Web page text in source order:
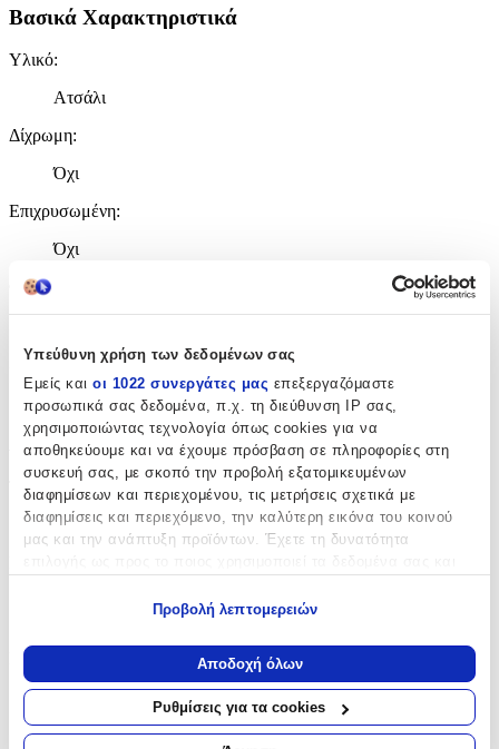
Υπεύθυνη χρήση των δεδομένων σας
Εμείς και οι 1022 συνεργάτες μας επεξεργαζόμαστε
προσωπικά σας δεδομένα, π.χ. τη διεύθυνση IP σας,
χρησιμοποιώντας τεχνολογία όπως cookies για να
αποθηκεύουμε και να έχουμε πρόσβαση σε πληροφορίες στη
συσκευή σας, με σκοπό την προβολή εξατομικευμένων
διαφημίσεων και περιεχομένου, τις μετρήσεις σχετικά με
διαφημίσεις και περιεχόμενο, την καλύτερη εικόνα του κοινού
μας και την ανάπτυξη προϊόντων. Έχετε τη δυνατότητα
Να συλλέξουμε πληροφορίες σχετικά με τη γεωγραφική
σας τοποθεσία, οι οποίες μπορεί να είναι ακριβείς σε
απόσταση μερικών μέτρων
Να αναγνωρίσουμε τη συσκευή σας σαρώνοντας ενεργά
για συγκεκριμένα χαρακτηριστικά (δακτυλικό αποτύπωμα)
Προβολή λεπτομερειών
Αποδοχή όλων
Ρυθμίσεις για τα cookies
Βασικά Χαρακτηριστικά
Υλικό:
Ατσάλι
Δίχρωμη:
Όχι
Επιχρυσωμένη:
Όχι
Φύλο:
Χρώμα Υλικού:
Λευκό
Λεπτομέρειες
Τύπος
Λαιμού
Πάχος
4
mm